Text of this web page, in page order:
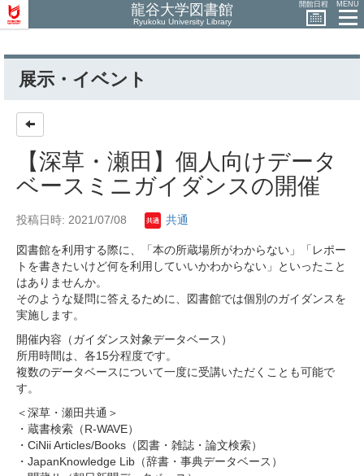
龍谷大学図書館
Ryukoku University Library
開館日程 MENU
展示・イベント
【深草・瀬田】個人向けデータ
ベースミニガイダンスの開催
投稿日時: 2021/07/08 共通
図書館を利用する際に、「本の所蔵場所がわからない」「レポー
トを書きたいけど何を利用していいかわからない」といったこと
はありませんか。
そのような疑問に答えるために、図書館では個別のガイダンスを
実施します。
開催内容（ガイダンス対象データベース）
所用時間は、各15分程度です。
複数のデータベースについて一度に受講いただくことも可能で
す。
＜深草・瀬田共通＞
・蔵書検索（R-WAVE）
・CiNii Articles/Books（図書・雑誌・論文検索）
・JapanKnowledge Lib（辞書・事典データベース）